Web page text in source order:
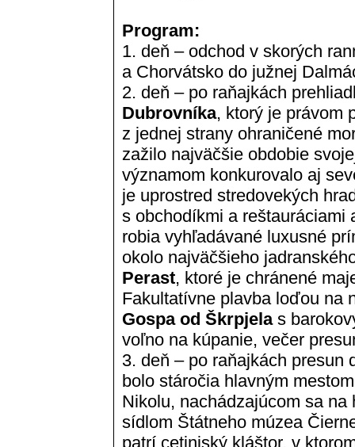
Program:
1. deň – odchod v skorých
a Chorvátsko do južnej
2. deň – po raňajkách
Dubrovníka, ktorý je právom
z jednej strany ohraničené
zažilo najväčšie obdobie
významom konkurovalo aj
je uprostred stredovekých
s obchodíkmi a reštauráciami
robia vyhľadávané luxusné
okolo najväčšieho
Perast, ktoré je chránené
Fakultatívne plavba loďou na
Gospa od Škrpjelas
voľno na kúpanie, večer
3. deň – po raňajkách presun
bolo stáročia hlavným
Nikolu, nachádzajúcom sa
sídlom Štátneho múzea
patrí cetinjský kláštor, v